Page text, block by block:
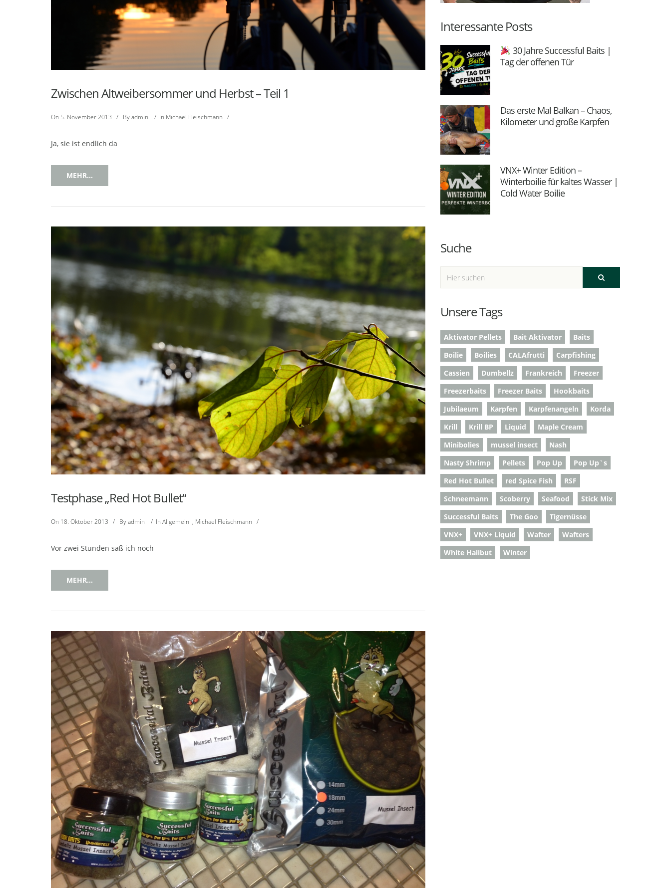
Zwischen Altweibersommer und Herbst – Teil 1
On 5. November 2013 / Byadmin / In Michael Fleischmann /
Ja, sie ist endlich da
MEHR...
Testphase „Red Hot Bullet“
On 18. Oktober 2013 / Byadmin / In Allgemein , Michael Fleischmann /
Vor zwei Stunden saß ich noch
MEHR...
Interessante Posts
30 Jahre Successful Baits |
Tag der offenen Tür
Das erste Mal Balkan – Chaos,
Kilometer und große Karpfen
VNX+ Winter Edition –
Winterboilie für kaltes Wasser |
Cold Water Boilie
Suche
Unsere Tags
Aktivator Pellets Bait Aktivator
Baits
Boilie
Boilies CALAfrutti
Carpfishing
Cassien
Dumbellz Frankreich
Freezer
Freezerbaits
Freezer Baits
Hookbaits
Jubilaeum
Karpfen Karpfenangeln
Korda
Krill
Krill BP Liquid
Maple Cream
Minibolies
mussel insect
Nash
Nasty Shrimp
Pellets Pop Up
Pop Up`s
Red Hot Bullet
red Spice Fish
RSF
Schneemann
Scoberry Seafood
Stick Mix
Successful Baits
The Goo
Tigernüsse
VNX+
VNX+ Liquid Wafter
Wafters
White Halibut
Winter